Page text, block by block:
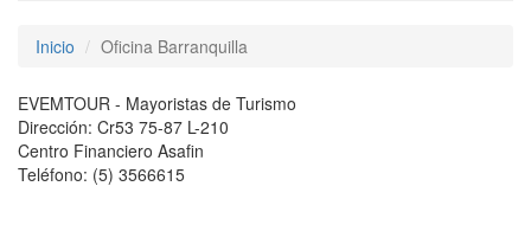
Inicio Oficina Barranquilla
EVEMTOUR - Mayoristas de Turismo
Dirección: Cr53 75-87 L-210
Centro Financiero Asafin
Teléfono: (5) 3566615